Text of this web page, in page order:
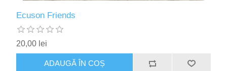
Ecuson Friends
20,00 lei